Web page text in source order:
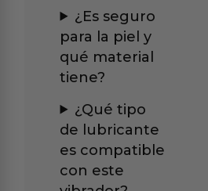
¿Es seguro
para la piel y
qué material
tiene?
¿Qué tipo
de lubricante
es compatible
con este